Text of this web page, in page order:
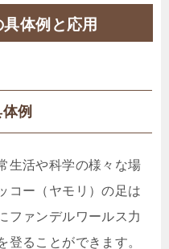
体例と応用
例
生活や科学の様々な場
コー（ヤモリ）の足は
ファンデルワールス力
登ることができます。